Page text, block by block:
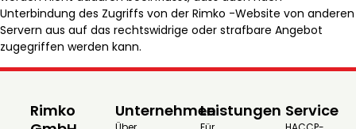
Unterbindung des Zugriffs von der Rimko -Website von anderen
Servern aus auf das rechtswidrige oder strafbare Angebot
zugegriffen werden kann.
Rimko
UnternehmenLeistungen Service